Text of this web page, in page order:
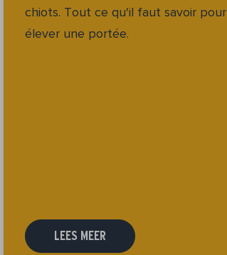
chiots. Tout ce qu'il faut savoir pour
élever une portée.
LEES MEER